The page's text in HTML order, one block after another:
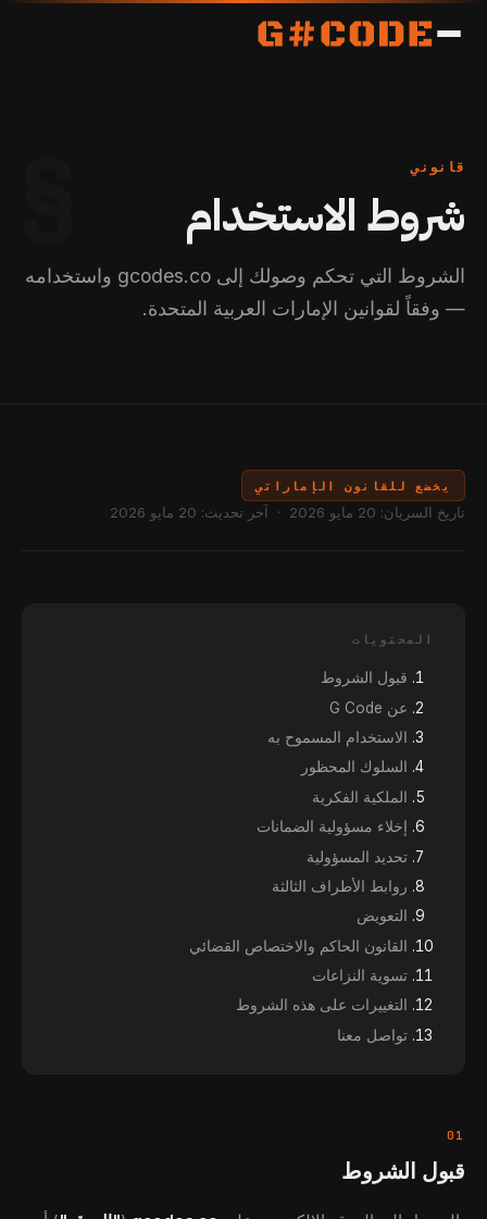
قانوني
شروط الاستخدام
الشروط التي تحكم وصولك إلى gcodes.co واستخدامه
— وفقاً لقوانين الإمارات العربية المتحدة.
يخضع للقانون الإماراتي
تاريخ السريان: 20 مايو 2026 · آخر تحديث: 20 مايو 2026
المحتويات
قبول الشروط
عن G Code
الاستخدام المسموح به
السلوك المحظور
الملكية الفكرية
إخلاء مسؤولية الضمانات
تحديد المسؤولية
روابط الأطراف الثالثة
التعويض
القانون الحاكم والاختصاص القضائي
تسوية النزاعات
التغييرات على هذه الشروط
تواصل معنا
01
قبول الشروط